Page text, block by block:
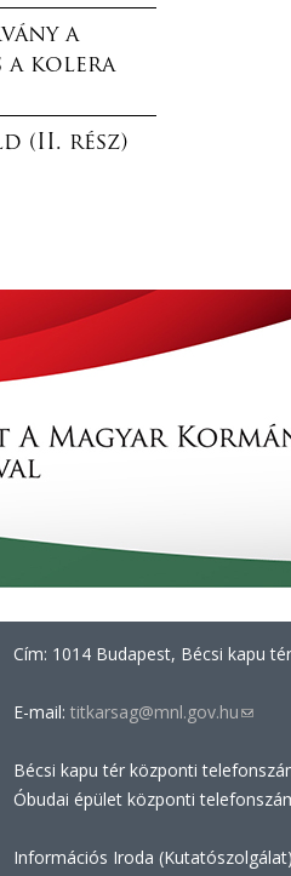
a
a kolera
(II. rész)
Cím: 1014 Budapest, Bécsi kapu
E-mail: titkarsag@mnl.gov.hu(link
e-
mail)
Bécsi kapu tér központi
Óbudai épület központi
Információs Iroda